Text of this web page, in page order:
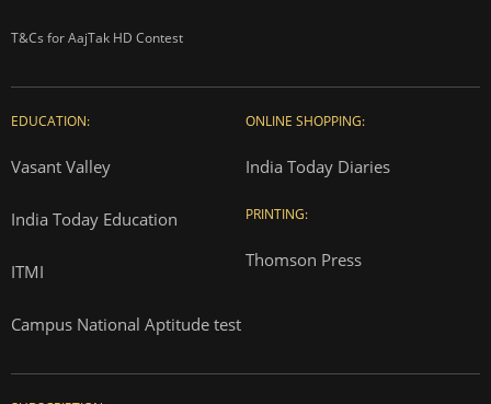
T&Cs for AajTak HD Contest
EDUCATION:
Vasant Valley
India Today Education
ITMI
Campus National Aptitude test
ONLINE SHOPPING:
India Today Diaries
PRINTING:
Thomson Press